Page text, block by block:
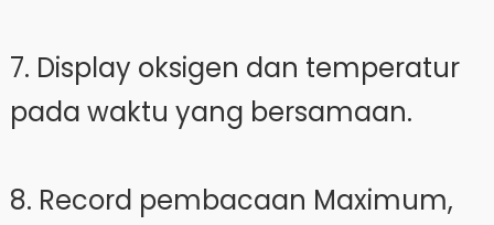
7. Display oksigen dan temperatur
pada waktu yang bersamaan.
8. Record pembacaan Maximum,